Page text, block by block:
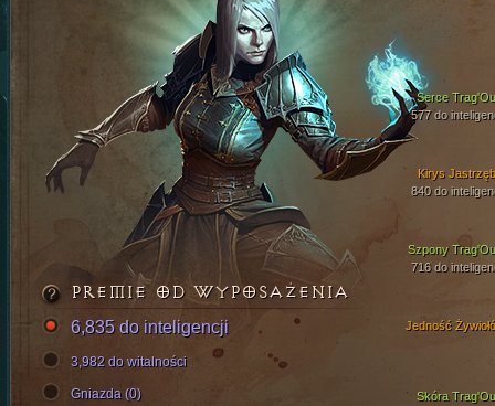
Kirys
840 do
Szpony
716 do
Serce
577 do
Skóra
Jedność
PREMIE OD WYPOSAŻENIA
6,835 do inteligencji
3,982 do witalności
Gniazda (0)